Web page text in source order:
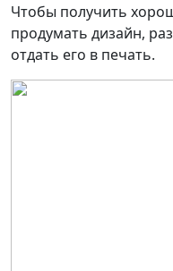
Чтобы получить
продумать дизайн,
отдать его в печать.